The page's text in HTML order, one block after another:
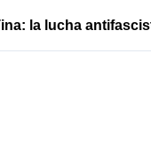
la lucha